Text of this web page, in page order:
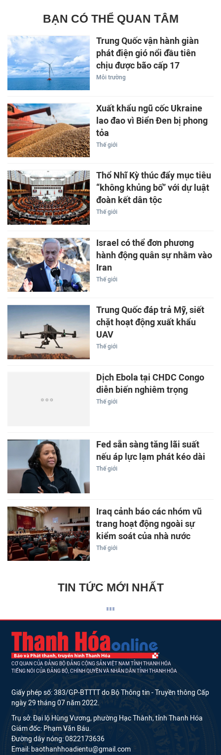
BẠN CÓ THỂ QUAN TÂM
Trung Quốc vận hành giàn
phát điện gió nổi đầu tiên
chịu được bão cấp 17
Môi trường
Xuất khẩu ngũ cốc Ukraine
lao đao vì Biển Đen bị phong
tỏa
Thế giới
Thổ Nhĩ Kỳ thúc đẩy mục tiêu
“không khủng bố” với dự luật
đoàn kết dân tộc
Thế giới
Israel có thể đơn phương
hành động quân sự nhằm vào
Iran
Thế giới
Trung Quốc đáp trả Mỹ, siết
chặt hoạt động xuất khẩu
UAV
Thế giới
Dịch Ebola tại CHDC Congo
diễn biến nghiêm trọng
Thế giới
Fed sẵn sàng tăng lãi suất
nếu áp lực lạm phát kéo dài
Thế giới
Iraq cảnh báo các nhóm vũ
trang hoạt động ngoài sự
kiểm soát của nhà nước
Thế giới
TIN TỨC MỚI NHẤT
CƠ QUAN CỦA ĐẢNG BỘ ĐẢNG CỘNG SẢN VIỆT NAM TỈNH THANH HÓA
TIẾNG NÓI CỦA ĐẢNG BỘ, CHÍNH QUYỀN VÀ NHÂN DÂN TỈNH THANH HÓA
Giấy phép số: 383/GP-BTTTT do Bộ Thông tin - Truyền thông Cấp
ngày 29 tháng 07 năm 2022.
Trụ sở: Đại lộ Hùng Vương, phường Hạc Thành, tỉnh Thanh Hóa
Giám đốc: Phạm Văn Báu.
Đường dây nóng: 0822173636
Email: baothanhhoadientu@gmail.com